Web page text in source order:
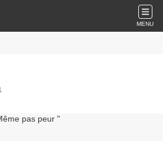
MENU